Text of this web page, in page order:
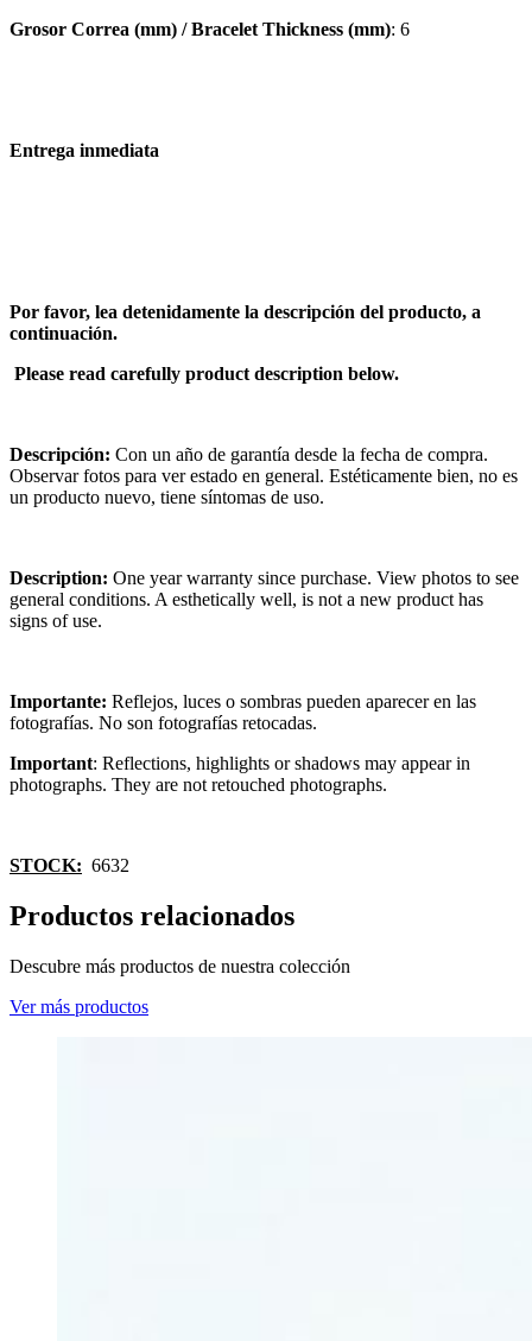
Grosor Correa (mm) / Bracelet Thickness (mm): 6
Entrega inmediata
Por favor, lea detenidamente la descripción del producto, a
continuación.
Please read carefully product description below.
Descripción: Con un año de garantía desde la fecha de compra.
Observar fotos para ver estado en general. Estéticamente bien, no es
un producto nuevo, tiene síntomas de uso.
Description: One year warranty since purchase. View photos to see
general conditions. A esthetically well, is not a new product has
signs of use.
Importante: Reflejos, luces o sombras pueden aparecer en las
fotografías. No son fotografías retocadas.
Important: Reflections, highlights or shadows may appear in
photographs. They are not retouched photographs.
STOCK: 6632
Productos relacionados
Descubre más productos de nuestra colección
Ver más productos